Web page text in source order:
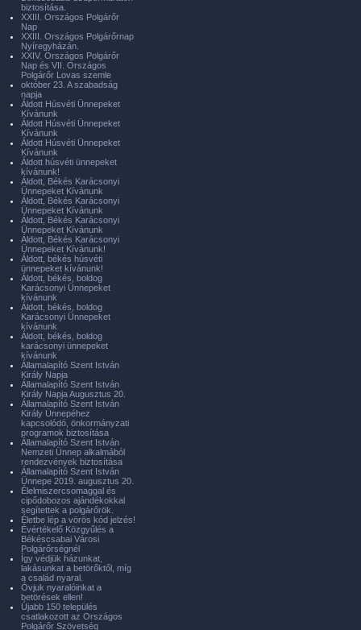
biztosítása.
XXIII. Országos Polgárőr
Nap
XXIII. Országos Polgárőrnap
Nyíregyházán.
XXIV. Országos Polgárőr
Nap és VII. Országos
Polgárőr Lovas szemle
október 23. A szabadság
napja
Áldott Húsvéti Ünnepeket
Kívánunk
Áldott Húsvéti Ünnepeket
Kívánunk
Áldott Húsvéti Ünnepeket
Kívánunk
Áldott húsvéti ünnepeket
kívánunk!
Áldott, Békés Karácsonyi
Ünnepeket Kívánunk
Áldott, Békés Karácsonyi
Ünnepeket Kívánunk
Áldott, Békés Karácsonyi
Ünnepeket Kívánunk
Áldott, Békés Karácsonyi
Ünnepeket Kívánunk!
Áldott, békés húsvéti
ünnepeket kívánunk!
Áldott, békés, boldog
Karácsonyi Ünnepeket
kívánunk
Áldott, békés, boldog
Karácsonyi Ünnepeket
kívánunk
Áldott, békés, boldog
karácsonyi ünnepeket
kívánunk
Államalapító Szent István
Király Napja
Államalapító Szent István
Király Napja Augusztus 20.
Államalapító Szent István
Király Ünnepéhez
kapcsolódó, önkormányzati
programok biztosítása
Államalapító Szent István
Nemzeti Ünnep alkalmából
rendezvények biztosítása
Államalapító Szent István
Ünnepe 2019. augusztus 20.
Élelmiszercsomaggal és
cipődobozos ajándékokkal
segítettek a polgárőrök.
Életbe lép a vörös kód jelzés!
Évértékelő Közgyűlés a
Békéscsabai Városi
Polgárőrségnél
Így védjük házunkat,
lakásunkat a betörőktől, míg
a család nyaral.
Óvjuk nyaralóinkat a
betörések ellen!
Újabb 150 település
csatlakozott az Országos
Polgárőr Szövetség